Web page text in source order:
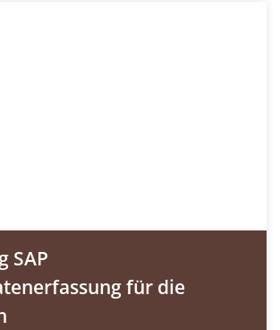
SAP
für die